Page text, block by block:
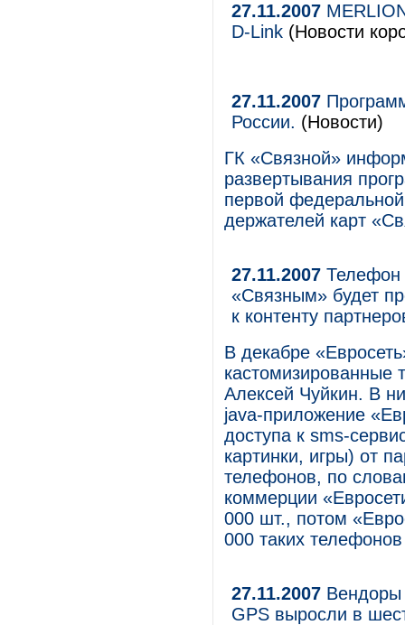
27.11.2007
D-Link (Новости
27.11.2007
России. (Новости)
ГК «Связной»
развертывания
первой
держателей карт
27.11.2007 Телефон
«Связным» будет
к контенту
В декабре
кастомизированные
Алексей Чуйкин. В
java-приложение
доступа к sms-
картинки, игры) от
телефонов, по
коммерции
000 шт., потом
000 таких
27.11.2007 Вендоры
GPS выросли в